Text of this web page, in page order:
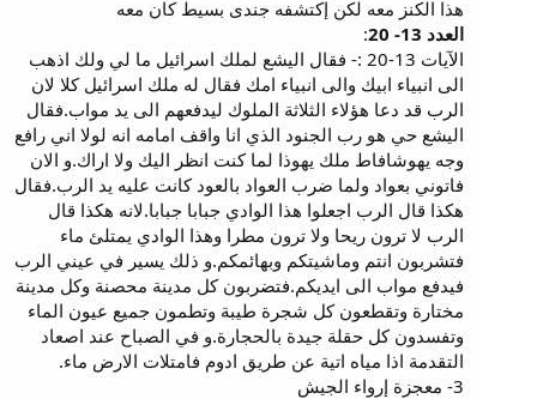
هذا الكنز معه لكن إكتشفه جندى بسيط كان معه
العدد 13- 20
:
الآيات 13-20 :- فقال اليشع لملك اسرائيل ما لي ولك اذهب
الى انبياء ابيك والى انبياء امك فقال له ملك اسرائيل كلا لان
الرب قد دعا هؤلاء الثلاثة الملوك ليدفعهم الى يد مواب.فقال
اليشع حي هو رب الجنود الذي انا واقف امامه انه لولا اني رافع
وجه يهوشافاط ملك يهوذا لما كنت انظر اليك ولا اراك.و الان
فاتوني بعواد ولما ضرب العواد بالعود كانت عليه يد الرب.فقال
هكذا قال الرب اجعلوا هذا الوادي جبابا جبابا.لانه هكذا قال
الرب لا ترون ريحا ولا ترون مطرا وهذا الوادي يمتلئ ماء
فتشربون انتم وماشيتكم وبهائمكم.و ذلك يسير في عيني الرب
فيدفع مواب الى ايديكم.فتضربون كل مدينة محصنة وكل مدينة
مختارة وتقطعون كل شجرة طيبة وتطمون جميع عيون الماء
وتفسدون كل حقلة جيدة بالحجارة.و في الصباح عند اصعاد
التقدمة اذا مياه اتية عن طريق ادوم فامتلات الارض ماء.
3- معجزة إرواء الجيش